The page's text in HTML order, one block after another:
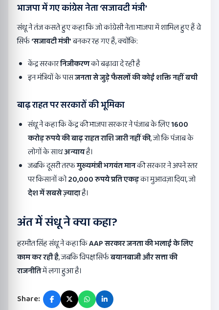
भाजपा में गए कांग्रेस नेता ‘सजावटी मंत्री’
संधू ने तंज कसते हुए कहा कि जो कांग्रेसी नेता भाजपा में शामिल हुए हैं वे
सिर्फ‘सजावटी मंत्री’बनकर रह गए हैं, क्योंकि:
केंद्र सरकारनिजीकरणको बढ़ावा दे रही है
इन मंत्रियों के पासजनता से जुड़े फैसलों की कोई शक्ति नहीं बची
बाढ़ राहत पर सरकारों की भूमिका
संधू ने कहा कि केंद्र की भाजपा सरकार ने पंजाब के लिए1600
करोड़ रुपये की बाढ़ राहत राशि जारी नहीं की, जो कि पंजाब के
लोगों के साथअन्यायहै।
जबकि दूसरी तरफमुख्यमंत्री भगवंत मानकी सरकार ने अपने स्तर
पर किसानों को20,000रुपये प्रति एकड़का मुआवज़ा दिया, जो
देश में सबसे ज़्यादाहै।
अंत में संधू ने क्या कहा?
हरमीत सिंह संधू ने कहा किAAPसरकार जनता की भलाई के लिए
काम कर रही है, जबकि विपक्ष सिर्फबयानबाजी और सत्ता की
राजनीतिमें लगा हुआ है।
Share: